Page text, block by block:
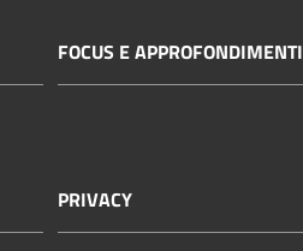
FOCUS E APPROFONDIMENTI
PRIVACY